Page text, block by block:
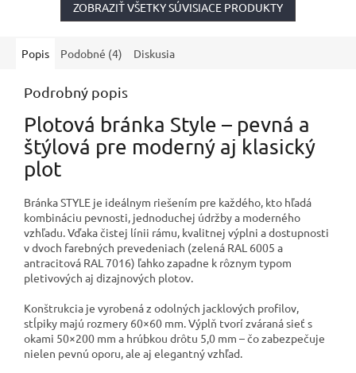
ZOBRAZIŤ VŠETKY SÚVISIACE PRODUKTY
Popis Podobné (4) Diskusia
Podrobný popis
Plotová bránka Style – pevná a
štýlová pre moderný aj klasický
plot
Bránka STYLE je ideálnym riešením pre každého, kto hľadá
kombináciu pevnosti, jednoduchej údržby a moderného
vzhľadu. Vďaka čistej línii rámu, kvalitnej výplni a dostupnosti
v dvoch farebných prevedeniach (zelená RAL 6005 a
antracitová RAL 7016) ľahko zapadne k rôznym typom
pletivových aj dizajnových plotov.
Konštrukcia je vyrobená z odolných jacklových profilov,
stĺpiky majú rozmery 60×60 mm. Výplň tvorí zváraná sieť s
okami 50×200 mm a hrúbkou drôtu 5,0 mm – čo zabezpečuje
nielen pevnú oporu, ale aj elegantný vzhľad.